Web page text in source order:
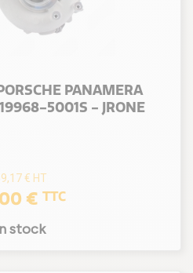
PANAMERA
5001S - JRONE
€ HT
€ TTC
stock